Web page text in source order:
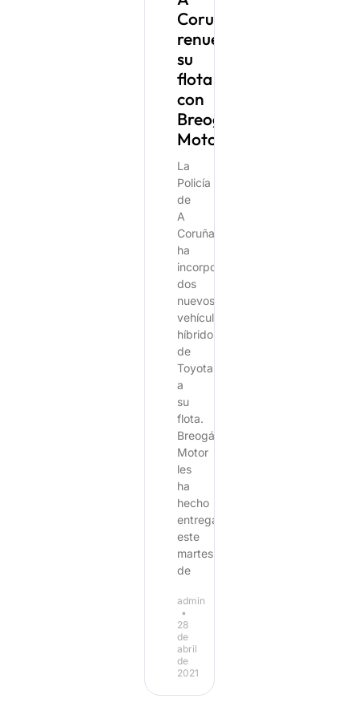
Coruña
renueva
su
flota
con
Breogán
Motor
La
Policía
de
A
Coruña
ha
incorporado
dos
nuevos
vehículos
híbridos
de
Toyota
a
su
flota.
Breogán
Motor
les
ha
hecho
entrega
este
martes
de
admin
28
de
abril
de
2021